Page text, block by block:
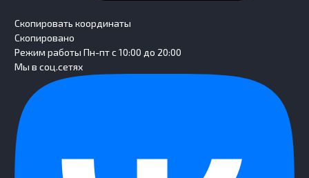
Скопировать координаты
Скопировано
Режим работы Пн-пт с 10:00 до 20:00
Мы в соц.сетях